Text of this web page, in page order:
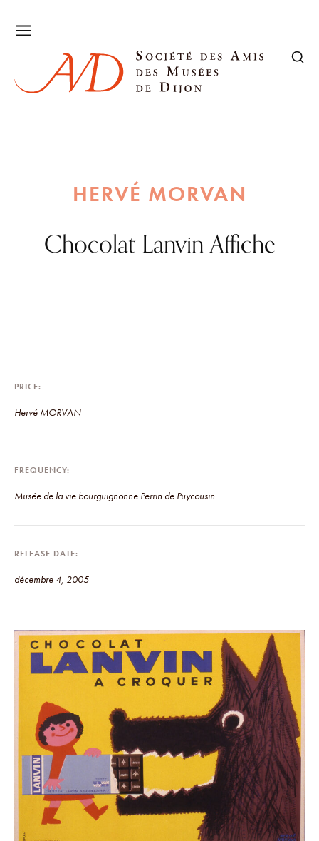
HERVÉ MORVAN
Chocolat Lanvin Affiche
PRICE
Hervé MORVAN
FREQUENCY
Musée de la vie bourguignonne Perrin de Puycousin.
RELEASE DATE
décembre 4, 2005